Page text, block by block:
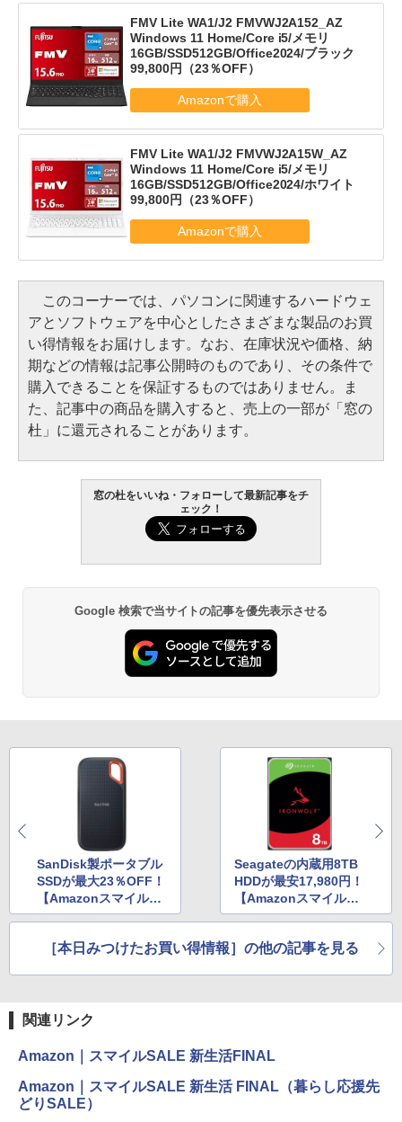
FMV Lite WA1/J2 FMVWJ2A152_AZ
Windows 11 Home/Core i5/メモリ
16GB/SSD512GB/Office2024/ブラック
99,800円（23％OFF）
FMV Lite WA1/J2 FMVWJ2A15W_AZ
Windows 11 Home/Core i5/メモリ
16GB/SSD512GB/Office2024/ホワイト
99,800円（23％OFF）
このコーナーでは、パソコンに関連するハードウェ
アとソフトウェアを中心としたさまざまな製品のお買
い得情報をお届けします。なお、在庫状況や価格、納
期などの情報は記事公開時のものであり、その条件で
購入できることを保証するものではありません。ま
た、記事中の商品を購入すると、売上の一部が「窓の
杜」に還元されることがあります。
窓の杜をいいね・フォローして最新記事をチ
ェック！
Google 検索で当サイトの記事を優先表示させる
SanDisk製ポータブル
SSDが最大23％OFF！
【AmazonスマイルSA
LE 新生活FINAL】
Seagateの内蔵用8TB
HDDが最安17,980円！
【AmazonスマイルSA
LE 新生活FINAL】
［本日みつけたお買い得情報］の他の記事を見る
関連リンク
Amazon｜スマイルSALE 新生活FINAL
Amazon｜スマイルSALE 新生活 FINAL（暮らし応援先
どりSALE）